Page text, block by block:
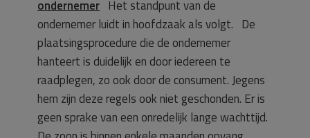
ondernemer Het standpunt van de
ondernemer luidt in hoofdzaak als volgt. De
plaatsingsprocedure die de ondernemer
hanteert is duidelijk en door iedereen te
raadplegen, zo ook door de consument. Jegens
hem zijn deze regels ook niet geschonden. Er is
geen sprake van een onredelijk lange wachttijd.